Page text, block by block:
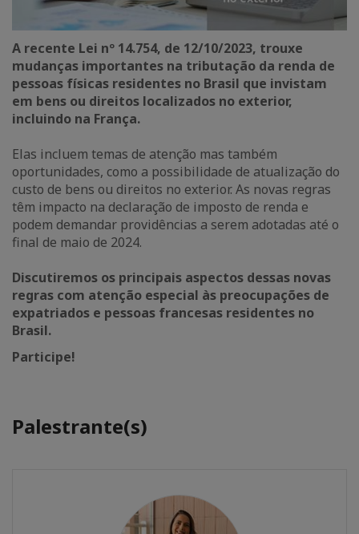
A recente Lei nº 14.754, de 12/10/2023, trouxe
mudanças importantes na tributação da renda de
pessoas físicas residentes no Brasil que invistam
em bens ou direitos localizados no exterior,
incluindo na França.
Elas incluem temas de atenção mas também
oportunidades, como a possibilidade de atualização do
custo de bens ou direitos no exterior. As novas regras
têm impacto na declaração de imposto de renda e
podem demandar providências a serem adotadas até o
final de maio de 2024.
Discutiremos os principais aspectos dessas novas
regras com atenção especial às preocupações de
expatriados e pessoas francesas residentes no
Brasil.
Participe!
Palestrante(s)